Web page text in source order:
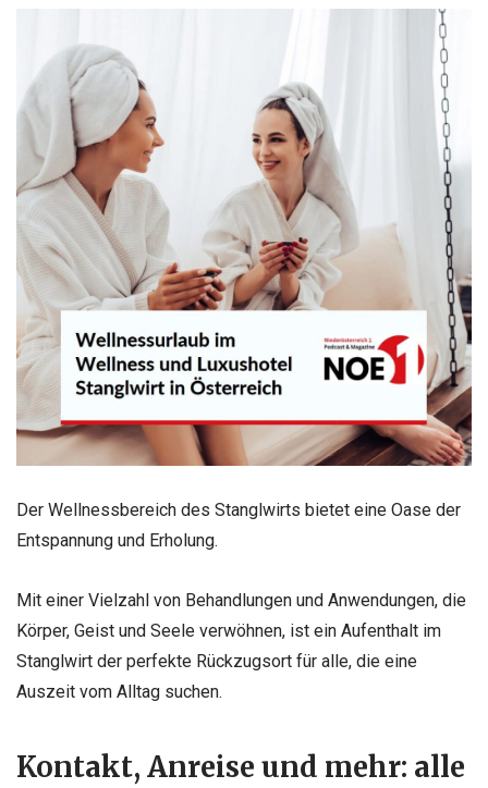
Der Wellnessbereich des Stanglwirts bietet eine Oase der
Entspannung und Erholung.
Mit einer Vielzahl von Behandlungen und Anwendungen, die
Körper, Geist und Seele verwöhnen, ist ein Aufenthalt im
Stanglwirt der perfekte Rückzugsort für alle, die eine
Auszeit vom Alltag suchen.
Kontakt, Anreise und mehr: alle